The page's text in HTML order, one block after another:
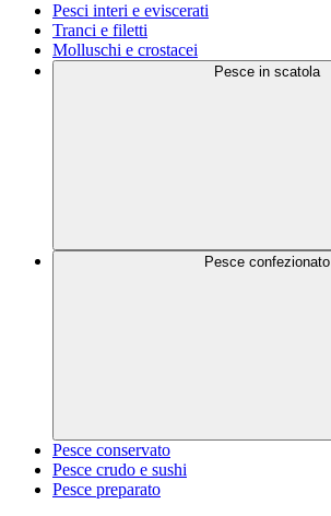
Pesci interi e eviscerati
Tranci e filetti
Molluschi e crostacei
Pesce in scatola
Pesce confezionato
Pesce conservato
Pesce crudo e sushi
Pesce preparato